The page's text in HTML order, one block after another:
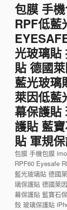
包膜 手
RPF低藍
光玻璃貼
貼 德國
藍光玻璃
萊因低藍
幕保護貼
護貼 藍
貼 軍規
包膜 手機包膜
RPF60 Eyesafe
藍光玻璃貼 德國
璃保護貼 德國萊
幕保護貼 藍寶石
殼 玻璃保護貼